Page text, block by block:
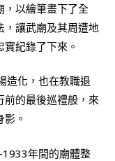
，以繪筆畫下了全
，讓武廟及其周遭地
紀錄了下來。
造化，也在教職退
的最後巡禮般，來
。
年間的廟體整